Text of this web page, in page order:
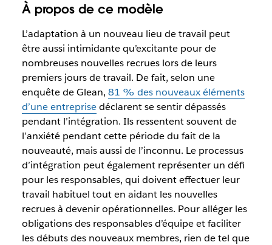
À propos de ce modèle
L’adaptation à un nouveau lieu de travail peut
être aussi intimidante qu’excitante pour de
nombreuses nouvelles recrues lors de leurs
premiers jours de travail. De fait, selon une
enquête de Glean, 81 % des nouveaux éléments
d’une entreprisedéclarent se sentir dépassés
pendant l’intégration. Ils ressentent souvent de
l’anxiété pendant cette période du fait de la
nouveauté, mais aussi de l’inconnu. Le processus
d’intégration peut également représenter un défi
pour les responsables, qui doivent effectuer leur
travail habituel tout en aidant les nouvelles
recrues à devenir opérationnelles. Pour alléger les
obligations des responsables d’équipe et faciliter
les débuts des nouveaux membres, rien de tel que